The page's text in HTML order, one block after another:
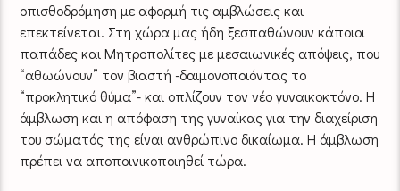
οπισθοδρόμηση με αφορμή τις αμβλώσεις και
επεκτείνεται. Στη χώρα μας ήδη ξεσπαθώνουν κάποιοι
παπάδες και Μητροπολίτες με μεσαιωνικές απόψεις, που
“αθωώνουν” τον βιαστή -δαιμονοποιόντας το
“προκλητικό θύμα”- και οπλίζουν τον νέο γυναικοκτόνο. Η
άμβλωση και η απόφαση της γυναίκας για την διαχείριση
του σώματός της είναι ανθρώπινο δικαίωμα. Η άμβλωση
πρέπει να αποποινικοποιηθεί τώρα.